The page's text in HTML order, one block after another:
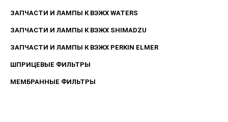
ЗАПЧАСТИ И ЛАМПЫ К ВЭЖХ WATERS
ЗАПЧАСТИ И ЛАМПЫ К ВЭЖХ SHIMADZU
ЗАПЧАСТИ И ЛАМПЫ К ВЭЖХ PERKIN ELMER
ШПРИЦЕВЫЕ ФИЛЬТРЫ
МЕМБРАННЫЕ ФИЛЬТРЫ